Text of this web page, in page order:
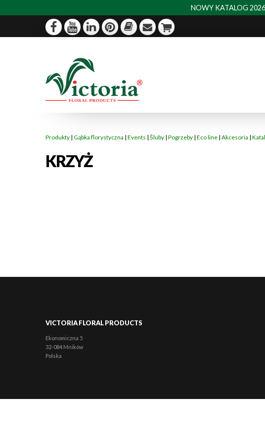
NOWY KATALOG
Produkty | Gąbka florystyczna | Events | Śluby | Pogrzeby | Eco line | Akcesoria |
KRZYŻ
VICTORIA FLORAL PRODUCTS
Ekonomiczna 5
32-084 Mników
Polska